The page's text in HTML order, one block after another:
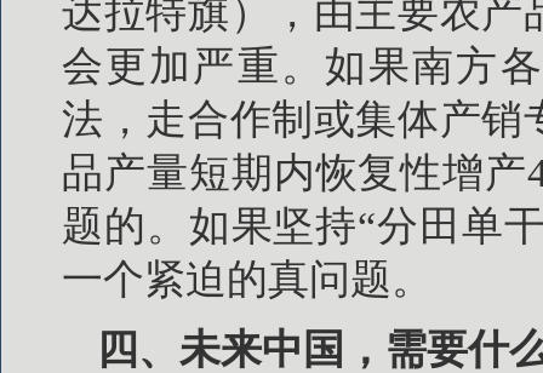
达拉特旗），由主要农产
会更加严重。如果南方
法，走合作制或集体产
品产量短期内恢复性增
题的。如果坚持“分田单
一个紧迫的真问题。
四、未来中国，需要什